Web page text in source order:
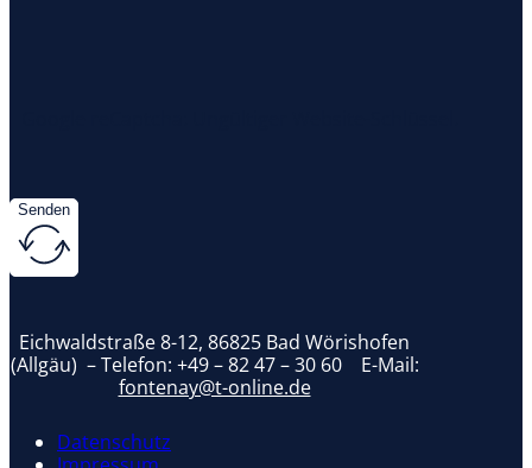
Google reCaptcha: Ungültiger Website-Schlüssel.
Senden